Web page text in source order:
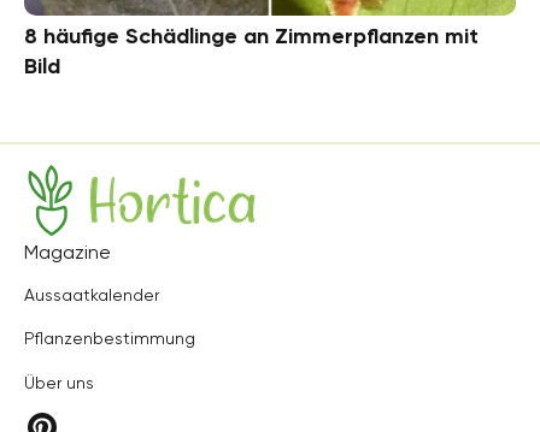
8 häufige Schädlinge an Zimmerpflanzen mit
Bild
Hortica
Magazine
Aussaatkalender
Pflanzenbestimmung
Über uns